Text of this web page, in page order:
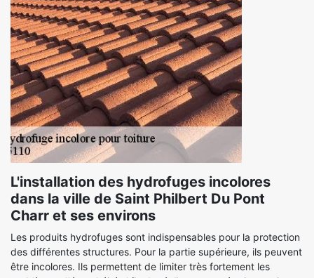
L'installation des hydrofuges incolores
dans la ville de Saint Philbert Du Pont
Charr et ses environs
Les produits hydrofuges sont indispensables pour la protection
des différentes structures. Pour la partie supérieure, ils peuvent
être incolores. Ils permettent de limiter très fortement les